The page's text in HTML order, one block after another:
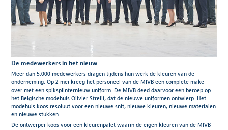
De medewerkers in het nieuw
Meer dan 5.000 medewerkers dragen tijdens hun werk de kleuren van de
onderneming. Op 2 mei kreeg het personeel van de MIVB een complete make-
over met een spiksplinternieuw uniform. De MIVB deed daarvoor een beroep op
het Belgische modehuis Olivier Strelli, dat de nieuwe uniformen ontwierp. Het
modehuis koos resoluut voor een nieuwe snit, nieuwe kleuren, nieuwe materialen
en nieuwe stukken.
De ontwerper koos voor een kleurenpalet waarin de eigen kleuren van de MIVB -